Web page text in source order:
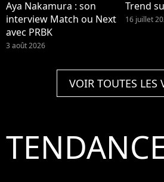
Aya Nakamura : son
interview Match ou Next
avec PRBK
3 août 2026
Trend
16 juillet
VOIR TOUTES LES